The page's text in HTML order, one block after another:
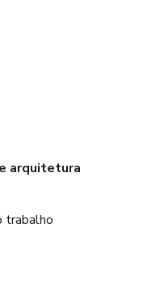
arquitetura
trabalho